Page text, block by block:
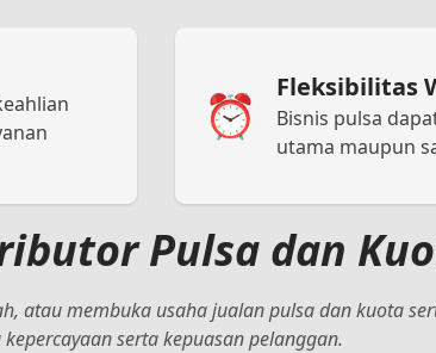
⏰ Fleksibilitas
Bisnis pulsa
utama maupun
Pulsa dan
atau membuka usaha jualan pulsa dan kuota
serta kepuasan pelanggan.